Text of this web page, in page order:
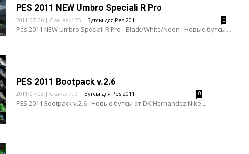
PES 2011 NEW Umbro Speciali R Pro
2011-07-06 | Скачали: 35 | Бутсы для Pes 2011 0
Pes 2011 NEW Umbro Speciali R Pro - Black/White/Neon - Новые бутсы....
PES 2011 Bootpack v.2.6
2011-07-03 | Скачали: 0 | Бутсы для Pes 2011 0
PES 2011 Bootpack v.2.6 - Новые бутсы от DK Hernandez Nike....